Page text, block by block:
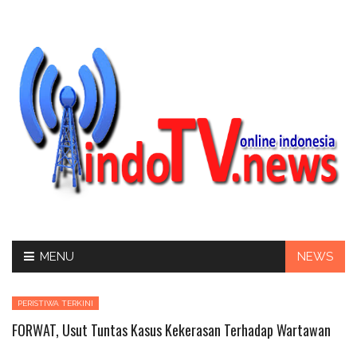
MENU NEWS
PERISTIWA TERKINI
FORWAT, Usut Tuntas Kasus Kekerasan Terhadap Wartawan